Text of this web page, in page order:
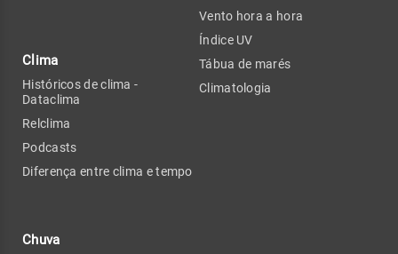
Clima
Históricos de clima -
Dataclima
Relclima
Podcasts
Diferença entre clima e tempo
Chuva
Vento hora a hora
Índice UV
Tábua de marés
Climatologia